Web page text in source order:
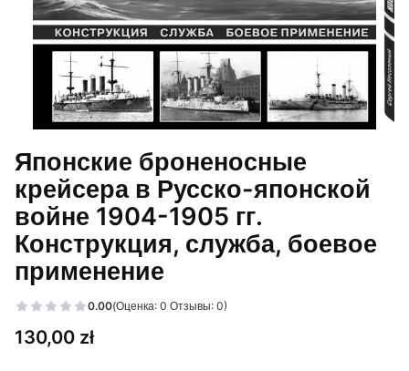
Японские броненосные
крейсера в Русско-японской
войне 1904-1905 гг.
Конструкция, служба, боевое
применение
0.00(Оценка: 0 Отзывы: 0)
Цена
130,00 zł